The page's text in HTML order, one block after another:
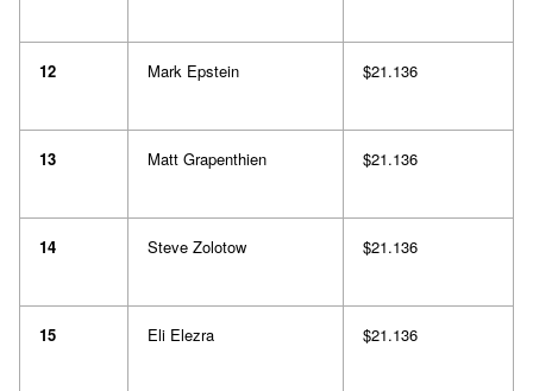
12 Mark Epstein $21.136
13 Matt Grapenthien $21.136
14 Steve Zolotow $21.136
15 Eli Elezra $21.136